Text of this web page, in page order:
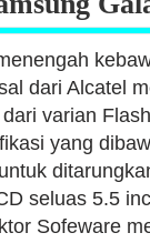
dari Alcatel
varian
yang
seluas 5.5
Sofeware